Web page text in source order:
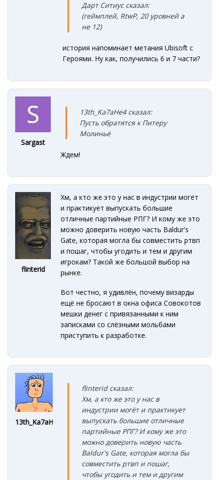
Дарт Ситиус сказал:
(геймплей, RtwP, 20 уровней а
не 12)
история напоминает метания Ubisoft с
Героями. Ну как, получились 6 и 7 части?
Sargast
13th_Ka7aHe4 сказал:
Пусть обратятся к Питеру
Молиньё
Ждем!
flinterid
Хм, а кто же это у нас в индустрии могёт
и практикует выпускать большие
отличные партийные РПГ? И кому же это
можно доверить новую часть Baldur's
Gate, которая могла бы совместить ртвп
и пошаг, чтобы угодить и тем и другим
игрокам? Такой же большой выбор на
рынке.
Вот честно, я удивлён, почему визарды
ещё не бросают в окна офиса Совокотов
мешки денег с привязанными к ним
записками со слёзными мольбами
приступить к разработке.
13th_Ka7aHe4
flinterid сказал:
Хм, а кто же это у нас в
индустрии могёт и практикует
выпускать большие отличные
партийные РПГ? И кому же это
можно доверить новую часть
Baldur's Gate, которая могла бы
совместить ртвп и пошаг,
чтобы угодить и тем и другим